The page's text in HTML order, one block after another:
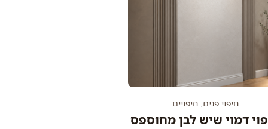
חיפוי פנים,חיפויים
דמוי שיש לבן מחוספס